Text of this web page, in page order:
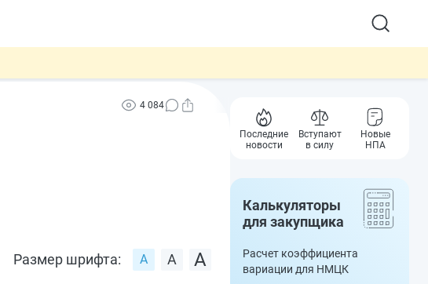
4 084
Размер шрифта:
Последние
новости
Вступают
в силу
Новые
НПА
Калькуляторы
для закупщика
Расчет коэффициента
вариации для НМЦК